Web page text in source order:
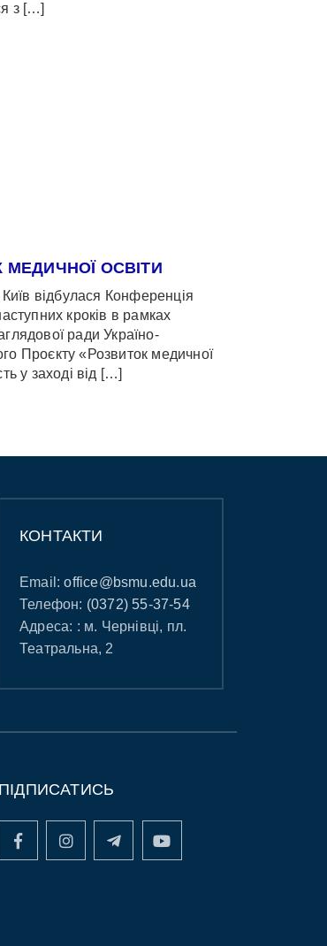
з […]
МЕДИЧНОЇ ОСВІТИ
відбулася Конференція
кроків в рамках
ради Україно-
Проєкту «Розвиток медичної
у заході від […]
КОНТАКТИ
Email:office@bsmu.edu.ua
Телефон: (0372) 55-37-54
Адреса: : м. Чернівці, пл.
Театральна, 2
ПІДПИСАТИСЬ